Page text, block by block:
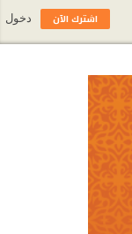
اشترك الآن دخول